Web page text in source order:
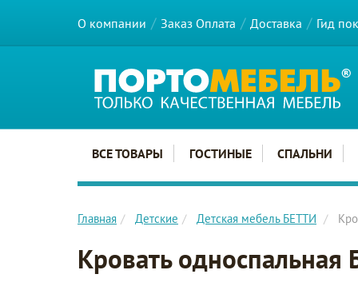
О компании Заказ Оплата Доставка Гид
Главное меню сайта
ВСЕ ТОВАРЫ ГОСТИНЫЕ СПАЛЬНИ
Главная Детские Детская мебель БЕТТИ
Кровать